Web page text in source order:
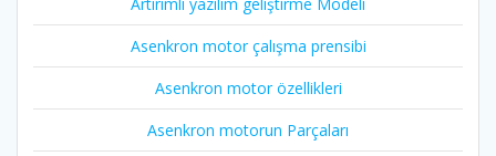
Asenkron motor çalışma prensibi
Asenkron motor özellikleri
Asenkron motorun Parçaları